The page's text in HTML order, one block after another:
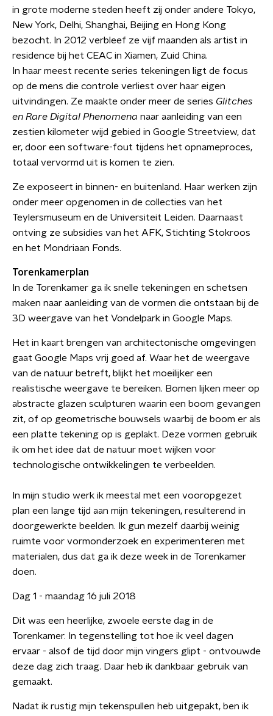
in grote moderne steden heeft zij onder andere Tokyo,
New York, Delhi, Shanghai, Beijing en Hong Kong
bezocht. In 2012 verbleef ze vijf maanden als artist in
residence bij het CEAC in Xiamen, Zuid China.
In haar meest recente series tekeningen ligt de focus
op de mens die controle verliest over haar eigen
uitvindingen. Ze maakte onder meer de series Glitches
en Rare Digital Phenomena naar aanleiding van een
zestien kilometer wijd gebied in Google Streetview, dat
er, door een software-fout tijdens het opnameproces,
totaal vervormd uit is komen te zien.
Ze exposeert in binnen- en buitenland. Haar werken zijn
onder meer opgenomen in de collecties van het
Teylersmuseum en de Universiteit Leiden. Daarnaast
ontving ze subsidies van het AFK, Stichting Stokroos
en het Mondriaan Fonds.
Torenkamerplan
In de Torenkamer ga ik snelle tekeningen en schetsen
maken naar aanleiding van de vormen die ontstaan bij de
3D weergave van het Vondelpark in Google Maps.
Het in kaart brengen van architectonische omgevingen
gaat Google Maps vrij goed af. Waar het de weergave
van de natuur betreft, blijkt het moeilijker een
realistische weergave te bereiken. Bomen lijken meer op
abstracte glazen sculpturen waarin een boom gevangen
zit, of op geometrische bouwsels waarbij de boom er als
een platte tekening op is geplakt. Deze vormen gebruik
ik om het idee dat de natuur moet wijken voor
technologische ontwikkelingen te verbeelden.
In mijn studio werk ik meestal met een vooropgezet
plan een lange tijd aan mijn tekeningen, resulterend in
doorgewerkte beelden. Ik gun mezelf daarbij weinig
ruimte voor vormonderzoek en experimenteren met
materialen, dus dat ga ik deze week in de Torenkamer
doen.
Dag 1 - maandag 16 juli 2018
Dit was een heerlijke, zwoele eerste dag in de
Torenkamer. In tegenstelling tot hoe ik veel dagen
ervaar - alsof de tijd door mijn vingers glipt - ontvouwde
deze dag zich traag. Daar heb ik dankbaar gebruik van
gemaakt.
Nadat ik rustig mijn tekenspullen heb uitgepakt, ben ik